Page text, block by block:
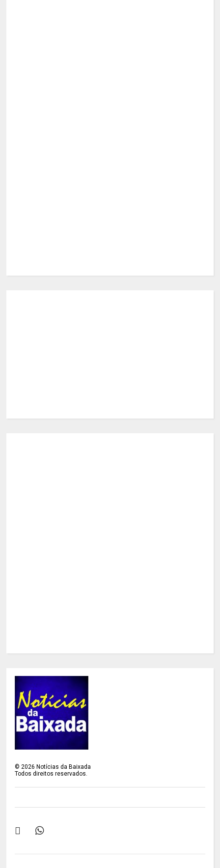
©2026 Notícias da Baixada
Todos direitos reservados.